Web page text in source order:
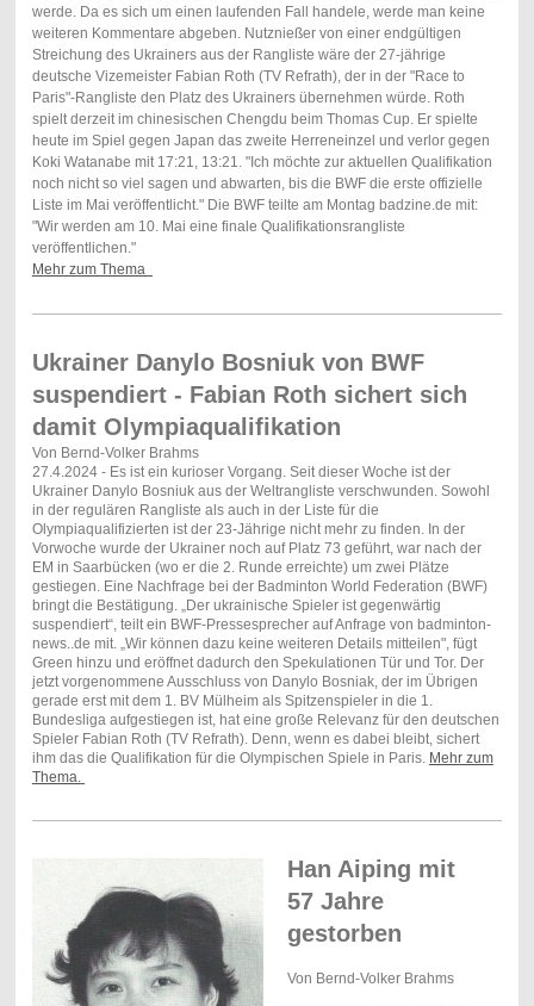
werde. Da es sich um einen laufenden Fall handele, werde man keine
weiteren Kommentare abgeben. Nutznießer von einer endgültigen
Streichung des Ukrainers aus der Rangliste wäre der 27-jährige
deutsche Vizemeister Fabian Roth (TV Refrath), der in der "Race to
Paris"-Rangliste den Platz des Ukrainers übernehmen würde. Roth
spielt derzeit im chinesischen Chengdu beim Thomas Cup. Er spielte
heute im Spiel gegen Japan das zweite Herreneinzel und verlor gegen
Koki Watanabe mit 17:21, 13:21. "Ich möchte zur aktuellen Qualifikation
noch nicht so viel sagen und abwarten, bis die BWF die erste offizielle
Liste im Mai veröffentlicht." Die BWF teilte am Montag badzine.de mit:
"Wir werden am 10. Mai eine finale Qualifikationsrangliste
veröffentlichen."
Mehr zum Thema
Ukrainer Danylo Bosniuk von BWF
suspendiert - Fabian Roth sichert sich
damit Olympiaqualifikation
Von Bernd-Volker Brahms
27.4.2024 - Es ist ein kurioser Vorgang. Seit dieser Woche ist der
Ukrainer Danylo Bosniuk aus der Weltrangliste verschwunden. Sowohl
in der regulären Rangliste als auch in der Liste für die
Olympiaqualifizierten ist der 23-Jährige nicht mehr zu finden. In der
Vorwoche wurde der Ukrainer noch auf Platz 73 geführt, war nach der
EM in Saarbücken (wo er die 2. Runde erreichte) um zwei Plätze
gestiegen. Eine Nachfrage bei der Badminton World Federation (BWF)
bringt die Bestätigung. „Der ukrainische Spieler ist gegenwärtig
suspendiert“, teilt ein BWF-Pressesprecher auf Anfrage von badminton-
news..de mit. „Wir können dazu keine weiteren Details mitteilen", fügt
Green hinzu und eröffnet dadurch den Spekulationen Tür und Tor. Der
jetzt vorgenommene Ausschluss von Danylo Bosniak, der im Übrigen
gerade erst mit dem 1. BV Mülheim als Spitzenspieler in die 1.
Bundesliga aufgestiegen ist, hat eine große Relevanz für den deutschen
Spieler Fabian Roth (TV Refrath). Denn, wenn es dabei bleibt, sichert
ihm das die Qualifikation für die Olympischen Spiele in Paris. Mehr zum
Thema.
Han Aiping mit
57 Jahre
gestorben
Von Bernd-Volker Brahms